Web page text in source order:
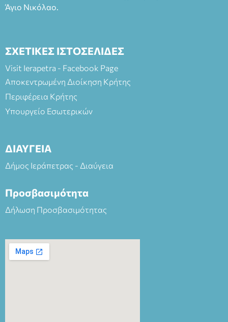
Άγιο Νικόλαο.
ΣΧΕΤΙΚΕΣ ΙΣΤΟΣΕΛΙΔΕΣ
Visit Ierapetra - Facebook Page
Αποκεντρωμένη Διοίκηση Κρήτης
Περιφέρεια Κρήτης
Υπουργείο Εσωτερικών
ΔΙΑΥΓΕΙΑ
Δήμος Ιεράπετρας - Διαύγεια
Προσβασιμότητα
Δήλωση Προσβασιμότητας